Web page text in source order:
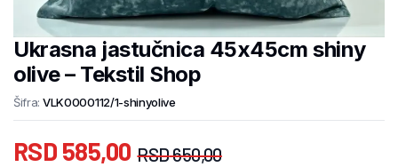
Ukrasna jastučnica 45x45cm shiny
olive – Tekstil Shop
Šifra: VLK0000112/1-shinyolive
RSD650,00
RSD 585,00